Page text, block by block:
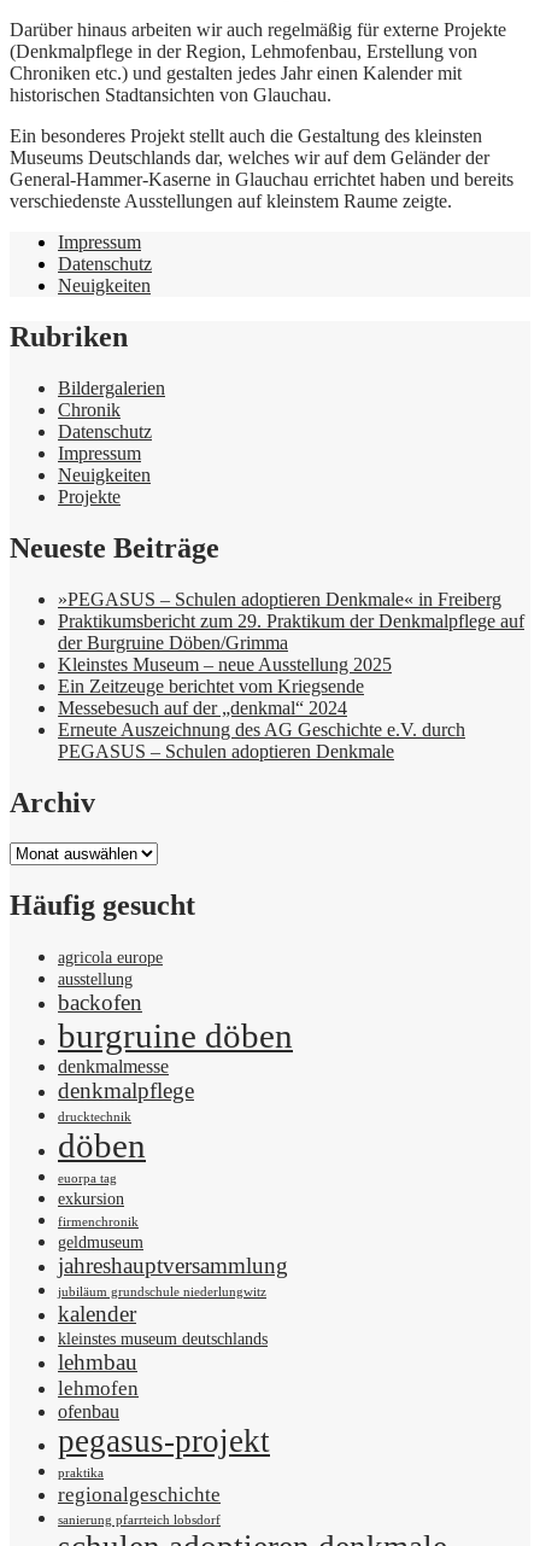
Darüber hinaus arbeiten wir auch regelmäßig für externe Projekte
(Denkmalpflege in der Region, Lehmofenbau, Erstellung von
Chroniken etc.) und gestalten jedes Jahr einen Kalender mit
historischen Stadtansichten von Glauchau.
Ein besonderes Projekt stellt auch die Gestaltung des kleinsten
Museums Deutschlands dar, welches wir auf dem Geländer der
General-Hammer-Kaserne in Glauchau errichtet haben und bereits
verschiedenste Ausstellungen auf kleinstem Raume zeigte.
Impressum
Datenschutz
Neuigkeiten
Rubriken
Bildergalerien
Chronik
Datenschutz
Impressum
Neuigkeiten
Projekte
Neueste Beiträge
»PEGASUS – Schulen adoptieren Denkmale« in Freiberg
Praktikumsbericht zum 29. Praktikum der Denkmalpflege auf
der Burgruine Döben/Grimma
Kleinstes Museum – neue Ausstellung 2025
Ein Zeitzeuge berichtet vom Kriegsende
Messebesuch auf der „denkmal“ 2024
Erneute Auszeichnung des AG Geschichte e.V. durch
PEGASUS – Schulen adoptieren Denkmale
Archiv
Archiv
Häufig gesucht
agricola europe
ausstellung
backofen
burgruine döben
denkmalmesse
denkmalpflege
drucktechnik
döben
euorpa tag
exkursion
firmenchronik
geldmuseum
jahreshauptversammlung
jubiläum grundschule niederlungwitz
kalender
kleinstes museum deutschlands
lehmbau
lehmofen
ofenbau
pegasus-projekt
praktika
regionalgeschichte
sanierung pfarrteich lobsdorf